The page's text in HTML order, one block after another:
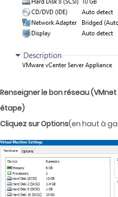
Renseigner le bon réseau
étape)
Cliquez sur Options(en haut à